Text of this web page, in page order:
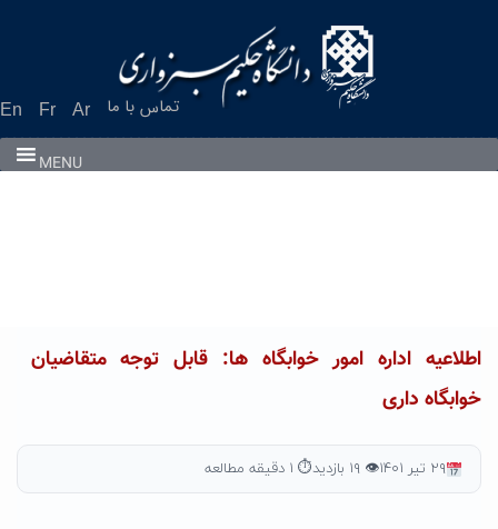
En Fr Ar تماس با ما
MENU
اطلاعیه اداره امور خوابگاه ها: قابل توجه متقاضیان
خوابگاه داری
۲۹ تیر ۱۴۰۱ 👁 ۱۹ بازدید ⏱ ۱ دقیقه مطالعه